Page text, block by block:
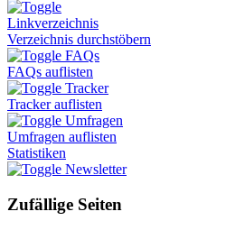
Linkverzeichnis
Verzeichnis durchstöbern
FAQs
FAQs auflisten
Tracker
Tracker auflisten
Umfragen
Umfragen auflisten
Statistiken
Newsletter
Zufällige Seiten